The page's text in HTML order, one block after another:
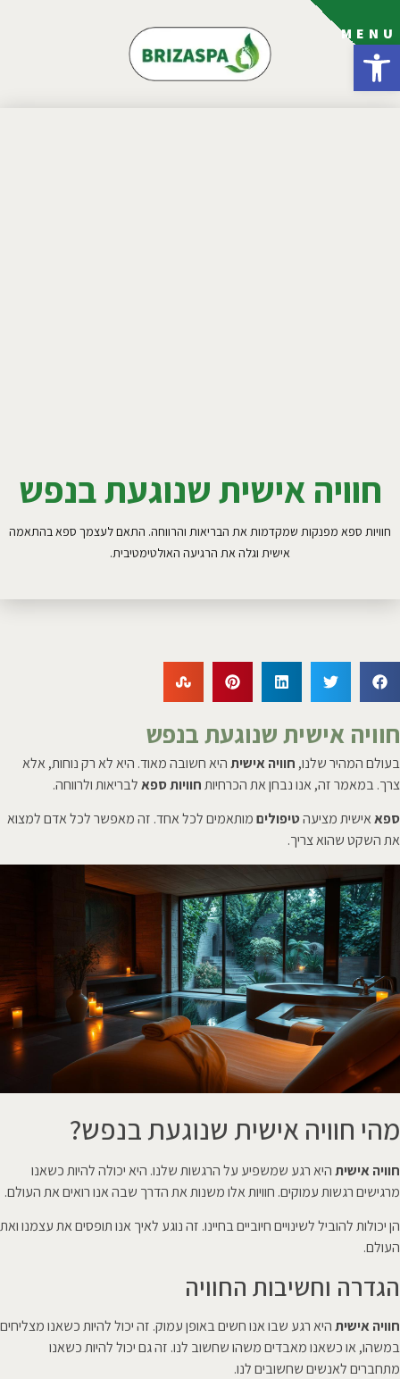
פתח סרגל נגישות
MENU
חוויה אישית שנוגעת בנפש
חוויות ספא מפנקות שמקדמות את הבריאות והרווחה. התאם לעצמך ספא בהתאמה
אישית וגלה את הרגיעה האולטימטיבית.
חוויה אישית שנוגעת בנפש
בעולם המהיר שלנו, חוויה אישיתהיא חשובה מאוד. היא לא רק נוחות, אלא
צרך. במאמר זה, אנו נבחן את הכרחיותחוויות ספאלבריאות ולרווחה.
ספאאישית מציעהטיפוליםמותאמים לכל אחד. זה מאפשר לכל אדם למצוא
את השקט שהוא צריך.
מהי חוויה אישית שנוגעת בנפש?
חוויה אישיתהיא רגע שמשפיע על הרגשות שלנו. היא יכולה להיות כשאנו
מרגישים רגשות עמוקים. חוויות אלו משנות את הדרך שבה אנו רואים את העולם.
הן יכולות להוביל לשינויים חיוביים בחיינו. זה נוגע לאיך אנו תופסים את עצמנו ואת
העולם.
הגדרה וחשיבות החוויה
חוויה אישיתהיא רגע שבו אנו חשים באופן עמוק. זה יכול להיות כשאנו מצליחים
במשהו, או כשאנו מאבדים משהו שחשוב לנו. זה גם יכול להיות כשאנו
מתחברים לאנשים שחשובים לנו.